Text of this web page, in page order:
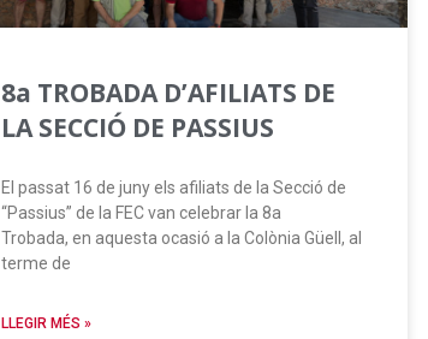
8a TROBADA D’AFILIATS DE
LA SECCIÓ DE PASSIUS
El passat 16 de juny els afiliats de la Secció de
“Passius” de la FEC van celebrar la 8a
Trobada, en aquesta ocasió a la Colònia Güell, al
terme de
LLEGIR MÉS »